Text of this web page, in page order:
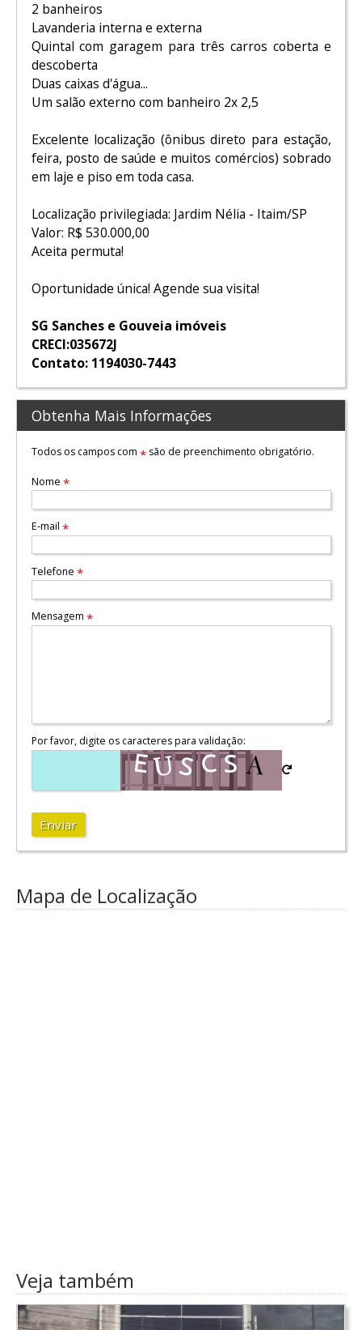
2 banheiros
Lavanderia interna e externa
Quintal com garagem para três carros coberta e
descoberta
Duas caixas d'água...
Um salão externo com banheiro 2x 2,5
Excelente localização (ônibus direto para estação,
feira, posto de saúde e muitos comércios) sobrado
em laje e piso em toda casa.
Localização privilegiada: Jardim Nélia - Itaim/SP
Valor: R$ 530.000,00
Aceita permuta!
Oportunidade única! Agende sua visita!
SG Sanches e Gouveia imóveis
CRECI:035672J
Contato: 1194030-7443
Obtenha Mais Informações
Todos os campos com *são de preenchimento obrigatório.
Nome *
E-mail *
Telefone *
Mensagem *
Por favor, digite os caracteres para validação:
Enviar
Mapa de Localização
Veja também